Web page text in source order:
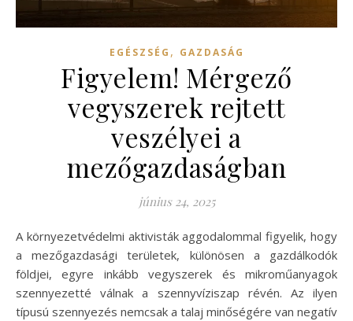
EGÉSZSÉG , GAZDASÁG
Figyelem! Mérgező
vegyszerek rejtett
veszélyei a
mezőgazdaságban
június 24, 2025
A környezetvédelmi aktivisták aggodalommal figyelik, hogy
a mezőgazdasági területek, különösen a gazdálkodók
földjei, egyre inkább vegyszerek és mikroműanyagok
szennyezetté válnak a szennyvíziszap révén. Az ilyen
típusú szennyezés nemcsak a talaj minőségére van negatív